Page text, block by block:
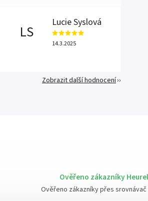
Ověřeno zákazníky
Ověřeno zákazníky přes srovnávač
LS
Lucie Syslová
14.3.2025
Zobrazit další hodnocení